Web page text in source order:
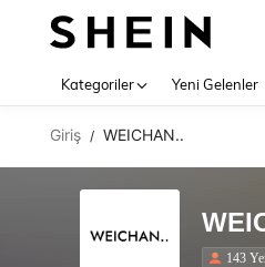
Kategoriler Yeni Gelenler
Giriş / WEICHAN..
143